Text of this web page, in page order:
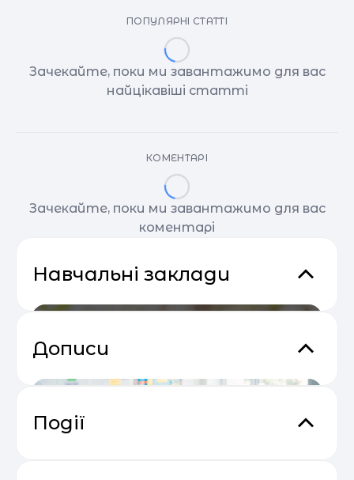
ПОПУЛЯРНІ СТАТТІ
Зачекайте, поки ми завантажимо для вас
найцікавіші статті
КОМЕНТАРІ
Зачекайте, поки ми завантажимо для вас
коментарі
Навчальні заклади
Дописи
Події